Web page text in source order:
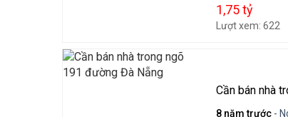
1,75 tỷ
Lượt xem: 622
Cần bán nhà
8 năm trước -